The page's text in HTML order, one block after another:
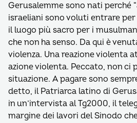
Gerusalemme sono nati perché
israeliani sono voluti entrare per
il luogo più sacro per i
che non ha senso. Da qui è
violenza. Una reazione violenta
azione violenta. Peccato, non ci
situazione. A pagare sono
detto, il Patriarca latino di
in un’intervista al Tg2000, il
margine dei lavori del Sinodo